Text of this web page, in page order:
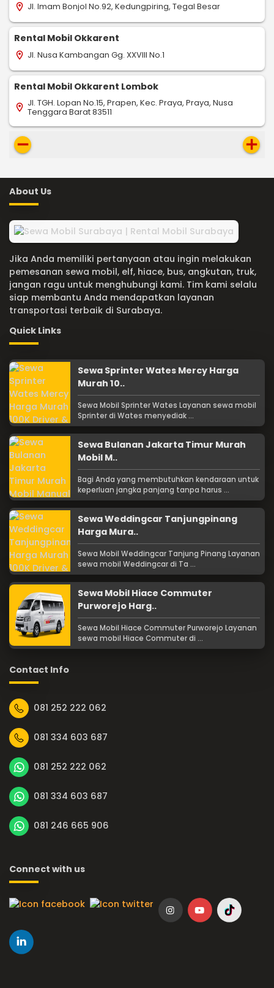
location_on Jl. Imam Bonjol No.92, Kedungpiring, Tegal Besar
Rental Mobil Okkarent
location_on Jl. Nusa Kambangan Gg. XXVIII No.1
Rental Mobil Okkarent Lombok
location_on Jl. TGH. Lopan No.15, Prapen, Kec. Praya, Praya, Nusa
Tenggara Barat 83511
remove add
About Us
Jika Anda memiliki pertanyaan atau ingin melakukan
pemesanan sewa mobil, elf, hiace, bus, angkutan, truk,
jangan ragu untuk menghubungi kami. Tim kami selalu
siap membantu Anda mendapatkan layanan
transportasi terbaik di Surabaya.
Quick Links
Sewa Sprinter Wates Mercy Harga
Murah 10..
Sewa Mobil Sprinter Wates Layanan sewa mobil
Sprinter di Wates menyediak ...
Sewa Bulanan Jakarta Timur Murah
Mobil M..
Bagi Anda yang membutuhkan kendaraan untuk
keperluan jangka panjang tanpa harus ...
Sewa Weddingcar Tanjungpinang
Harga Mura..
Sewa Mobil Weddingcar Tanjung Pinang Layanan
sewa mobil Weddingcar di Ta ...
Sewa Mobil Hiace Commuter
Purworejo Harg..
Sewa Mobil Hiace Commuter Purworejo Layanan
sewa mobil Hiace Commuter di ...
Contact Info
081 252 222 062
081 334 603 687
081 252 222 062
081 334 603 687
081 246 665 906
Connect with us